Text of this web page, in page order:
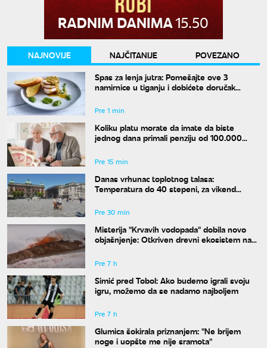
NAJNOVIJE NAJČITANIJE
POVEZANO
Spas za lenja jutra: Pomešajte ove 3
namirnice u tiganju i dobićete doručak
Pre 1 min
Koliku platu morate da imate da biste
jednog dana primali penziju od 100.000
Pre 15 min
Danas vrhunac toplotnog talasa:
Temperatura do 40 stepeni, za vikend
Pre 30 min
Misterija "Krvavih vodopada" dobila novo
objašnjenje: Otkriven drevni ekosistem na
Pre 7 h
Simić pred Tobol: Ako budemo igrali svoju
igru, možemo da se nadamo najboljem
Pre 7 h
Glumica šokirala priznanjem: "Ne brijem
noge i uopšte me nije sramota"